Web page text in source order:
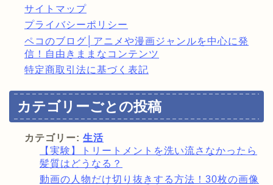
サイトマップ
プライバシーポリシー
ペコのブログ│アニメや漫画ジャンルを中心に発
信！自由きままなコンテンツ
特定商取引法に基づく表記
カテゴリーごとの投稿
カテゴリー: 生活
【実験】トリートメントを洗い流さなかったら
髪質はどうなる？
動画の人物だけ切り抜きする方法！30枚の画像